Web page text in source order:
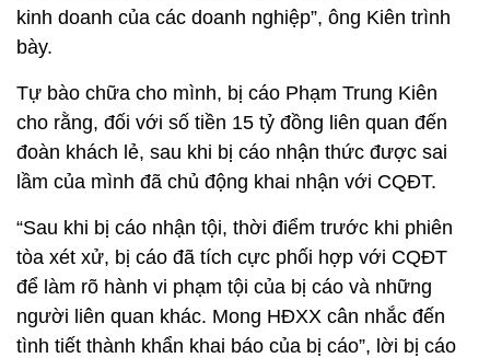
kinh doanh của các doanh nghiệp”, ông Kiên trình
bày.
Tự bào chữa cho mình, bị cáo Phạm Trung Kiên
cho rằng, đối với số tiền 15 tỷ đồng liên quan đến
đoàn khách lẻ, sau khi bị cáo nhận thức được sai
lầm của mình đã chủ động khai nhận với CQĐT.
“Sau khi bị cáo nhận tội, thời điểm trước khi phiên
tòa xét xử, bị cáo đã tích cực phối hợp với CQĐT
để làm rõ hành vi phạm tội của bị cáo và những
người liên quan khác. Mong HĐXX cân nhắc đến
tình tiết thành khẩn khai báo của bị cáo”, lời bị cáo